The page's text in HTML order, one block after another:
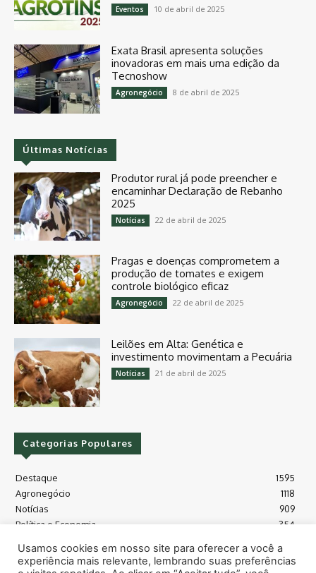
Eventos 10 de abril de 2025
Exata Brasil apresenta soluções
inovadoras em mais uma edição da
Tecnoshow
Agronegócio 8 de abril de 2025
Últimas Notícias
Produtor rural já pode preencher e
encaminhar Declaração de Rebanho
2025
Notícias 22 de abril de 2025
Pragas e doenças comprometem a
produção de tomates e exigem
controle biológico eficaz
Agronegócio 22 de abril de 2025
Leilões em Alta: Genética e
investimento movimentam a Pecuária
Notícias 21 de abril de 2025
Categorias Populares
Destaque
1595
Agronegócio
1118
Notícias
909
Política e Economia
354
Máquinas e Tecnologia
128
Usamos cookies em nosso site para oferecer a você a
experiência mais relevante, lembrando suas preferências